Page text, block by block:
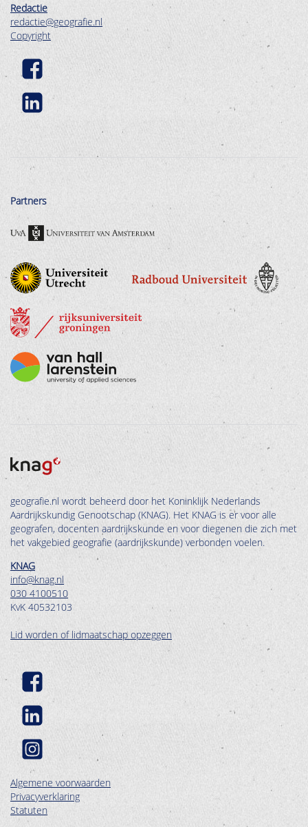
Redactie
redactie@geografie.nl
Copyright
Partners
geografie.nl wordt beheerd door het Koninklijk Nederlands
Aardrijkskundig Genootschap (KNAG). Het KNAG is er voor alle
geografen, docenten aardrijkskunde en voor diegenen die zich met
het vakgebied geografie (aardrijkskunde) verbonden voelen.
KNAG
info@knag.nl
030 4100510
KvK 40532103
Lid worden of lidmaatschap opzeggen
Algemene voorwaarden
Privacyverklaring
Statuten